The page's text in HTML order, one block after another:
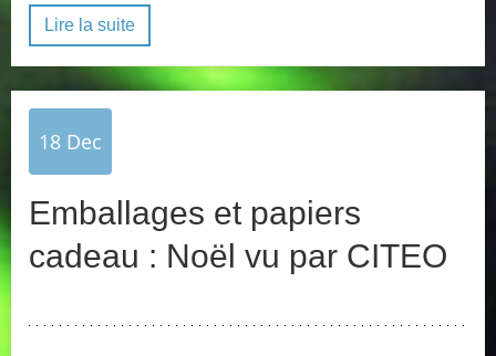
Lire la suite
18 Dec
Emballages et papiers
cadeau : Noël vu par CITEO